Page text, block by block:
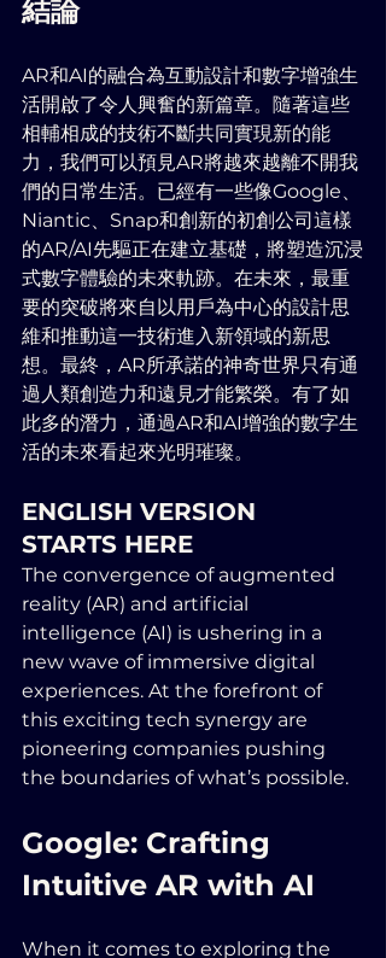
結論
AR和AI的融合為互動設計和數字增強生
活開啟了令人興奮的新篇章。隨著這些
相輔相成的技術不斷共同實現新的能
力，我們可以預見AR將越來越離不開我
們的日常生活。已經有一些像Google、
Niantic、Snap和創新的初創公司這樣
的AR/AI先驅正在建立基礎，將塑造沉浸
式數字體驗的未來軌跡。在未來，最重
要的突破將來自以用戶為中心的設計思
維和推動這一技術進入新領域的新思
想。最終，AR所承諾的神奇世界只有通
過人類創造力和遠見才能繁榮。有了如
此多的潛力，通過AR和AI增強的數字生
活的未來看起來光明璀璨。
ENGLISH VERSION
STARTS HERE
The convergence of augmented
reality (AR) and artificial
intelligence (AI) is ushering in a
new wave of immersive digital
experiences. At the forefront of
this exciting tech synergy are
pioneering companies pushing
the boundaries of what’s possible.
Google: Crafting
Intuitive AR with AI
When it comes to exploring the